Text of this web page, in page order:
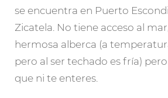
se encuentra en Puerto
Zicatela. No tiene acceso al
hermosa alberca (a
pero al ser techado es fría)
que ni te enteres.